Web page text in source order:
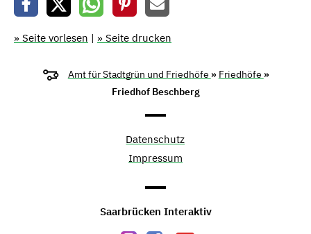
» Seite vorlesen | » Seite drucken
Amt für Stadtgrün und Friedhöfe » Friedhöfe »
Friedhof Beschberg
Datenschutz
Impressum
Saarbrücken Interaktiv